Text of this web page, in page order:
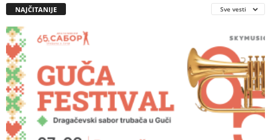
NAJČITANIJE Sve vesti